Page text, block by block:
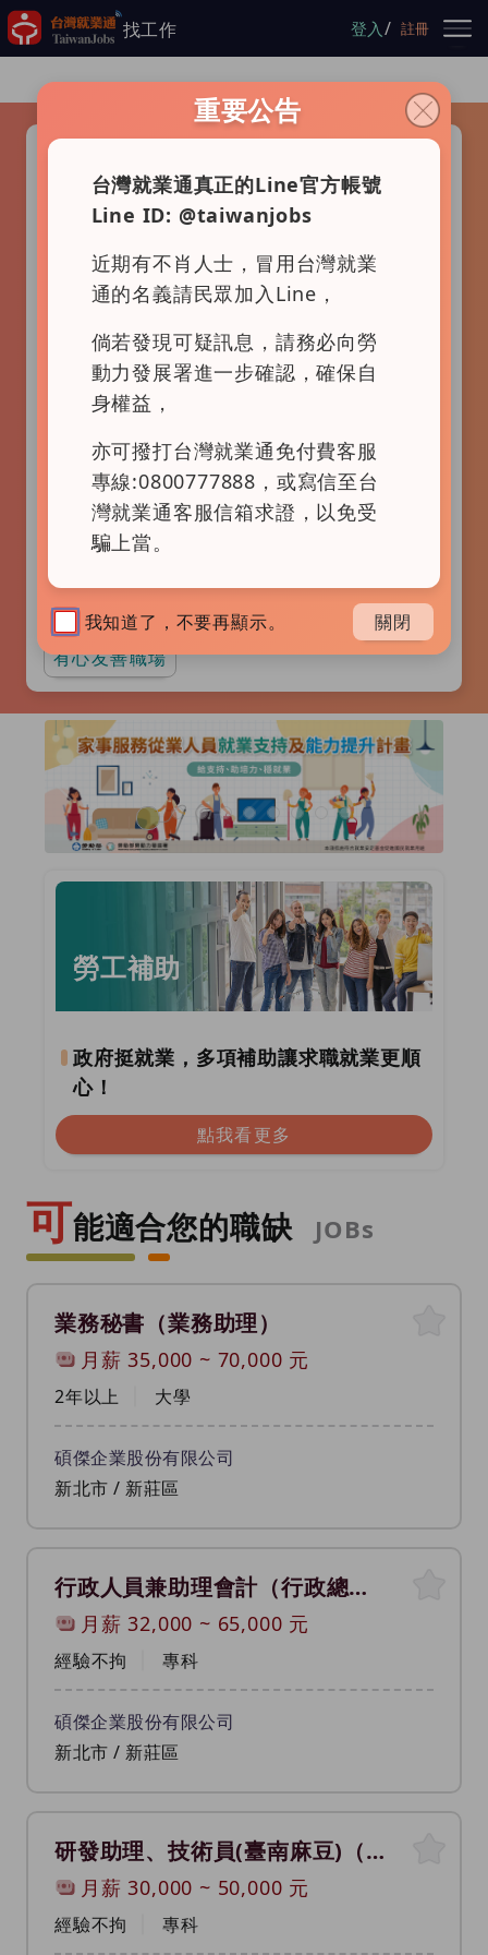
跳到主要內容
找工作 登入/ 註冊
請選擇查詢項目
查詢
上市上櫃
行政後勤
物流司機
有心友善職場
廣告輪播區
前一張廣告 後一張
勞工補助
政府挺就業，多項補助讓求職就業更順
心！
點我看更多
可能適合您的職缺 JOBs
業務秘書（業務助理）
月薪35,000 ~ 70,000 元
2年以上 大學
碩傑企業股份有限公司
新北市 / 新莊區
行政人員兼助理會計（行政總務人員）
月薪32,000 ~ 65,000 元
經驗不拘 專科
碩傑企業股份有限公司
新北市 / 新莊區
研發助理、技術員(臺南麻豆)（電機技術人員）
月薪30,000 ~ 50,000 元
經驗不拘 專科
重要公告
台灣就業通真正的Line官方帳號
Line ID: @taiwanjobs
近期有不肖人士，冒用台灣就業
通的名義請民眾加入Line，
倘若發現可疑訊息，請務必向勞
動力發展署進一步確認，確保自
身權益，
亦可撥打台灣就業通免付費客服
專線:0800777888，或寫信至台
灣就業通客服信箱求證，以免受
騙上當。
我知道了，不要再顯示。 關閉